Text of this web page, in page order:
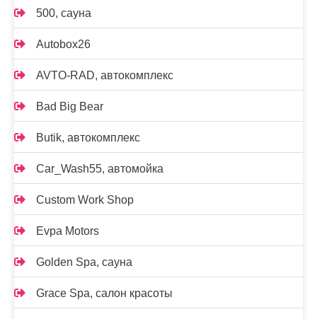
500, сауна
Autobox26
AVTO-RAD, автокомплекс
Bad Big Bear
Butik, автокомплекс
Car_Wash55, автомойка
Custom Work Shop
Evpa Motors
Golden Spa, сауна
Grace Spa, салон красоты